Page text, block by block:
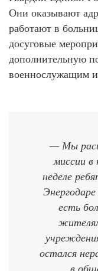
Они оказывают
работают в
досуговые
дополнительную
военнослужащим
— Мы
миссии в
неделе
есть
остался